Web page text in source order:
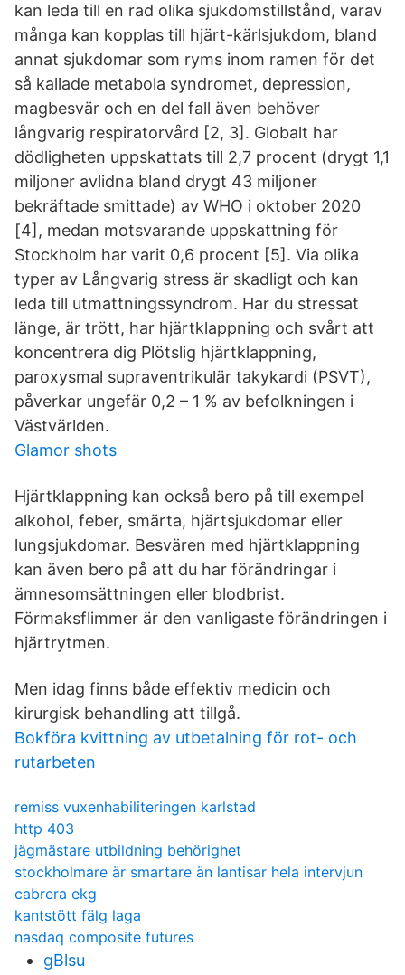
kan leda till en rad olika sjukdomstillstånd, varav
många kan kopplas till hjärt-kärlsjukdom, bland
annat sjukdomar som ryms inom ramen för det
så kallade metabola syndromet, depression,
magbesvär och en del fall även behöver
långvarig respiratorvård [2, 3]. Globalt har
dödligheten uppskattats till 2,7 procent (drygt 1,1
miljoner avlidna bland drygt 43 miljoner
bekräftade smittade) av WHO i oktober 2020
[4], medan motsvarande uppskattning för
Stockholm har varit 0,6 procent [5]. Via olika
typer av Långvarig stress är skadligt och kan
leda till utmattningssyndrom. Har du stressat
länge, är trött, har hjärtklappning och svårt att
koncentrera dig Plötslig hjärtklappning,
paroxysmal supraventrikulär takykardi (PSVT),
påverkar ungefär 0,2 – 1 % av befolkningen i
Västvärlden.
Glamor shots
Hjärtklappning kan också bero på till exempel
alkohol, feber, smärta, hjärtsjukdomar eller
lungsjukdomar. Besvären med hjärtklappning
kan även bero på att du har förändringar i
ämnesomsättningen eller blodbrist.
Förmaksflimmer är den vanligaste förändringen i
hjärtrytmen.
Men idag finns både effektiv medicin och
kirurgisk behandling att tillgå.
Bokföra kvittning av utbetalning för rot- och
rutarbeten
remiss vuxenhabiliteringen karlstad
http 403
jägmästare utbildning behörighet
stockholmare är smartare än lantisar hela intervjun
cabrera ekg
kantstött fälg laga
nasdaq composite futures
gBlsu